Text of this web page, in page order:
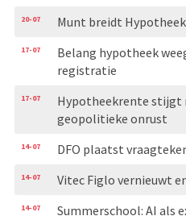
20-07 Munt breidt
17-07
Belang hypotheek
registratie
17-07
Hypotheekrente stijgt
geopolitieke onrust
14-07 DFO plaatst
14-07 Vitec Figlo vernieuwt
14-07
Summerschool: AI als